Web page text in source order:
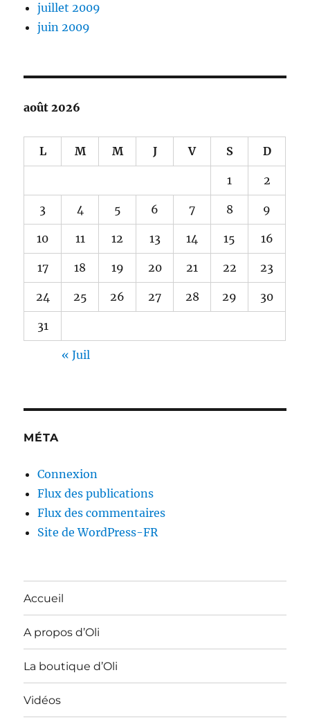
juillet 2009
juin 2009
août 2026
L M M J V S D
1 2
3 4 5 6 7 8 9
10 11 12 13 14 15 16
17 18 19 20 21 22 23
24 25 26 27 28 29 30
31
« Juil
MÉTA
Connexion
Flux des publications
Flux des commentaires
Site de WordPress-FR
Accueil
A propos d’Oli
La boutique d’Oli
Vidéos